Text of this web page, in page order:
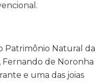
Patrimônio Natural da
Fernando de Noronha
e uma das joias